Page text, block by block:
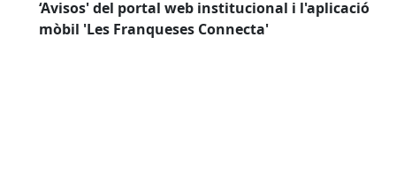
‘Avisos' del portal web institucional i l'aplicació
mòbil 'Les Franqueses Connecta'